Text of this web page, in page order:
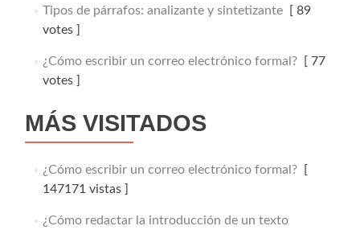
Tipos de párrafos: analizante y sintetizante[ 89
votes ]
¿Cómo escribir un correo electrónico formal?[ 77
votes ]
MÁS VISITADOS
¿Cómo escribir un correo electrónico formal?[
147171 vistas ]
¿Cómo redactar la introducción de un texto